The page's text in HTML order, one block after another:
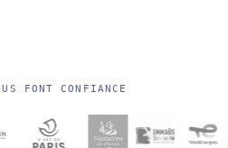
FONT CONFIANCE